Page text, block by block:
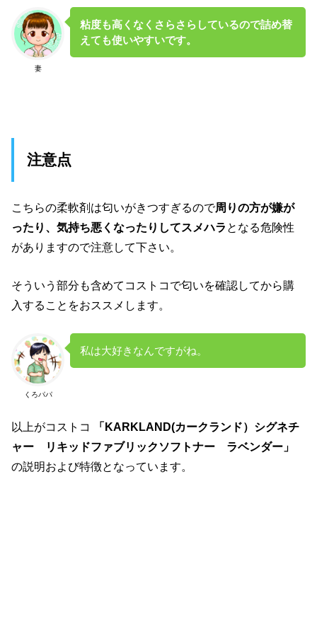
妻
粘度も高くなくさらさらしているので詰め替
えても使いやすいです。
注意点
こちらの柔軟剤は匂いがきつすぎるので周りの方が嫌が
ったり、気持ち悪くなったりしてスメハラ となる危険性
がありますので注意して下さい。
そういう部分も含めてコストコで匂いを確認してから購
入することをおススメします。
くろパパ
私は大好きなんですがね。
以上がコストコ
「KARKLAND(カークランド）シグネチ
ャー リキッドファブリックソフトナー ラベンダー」
の説明および特徴となっています。